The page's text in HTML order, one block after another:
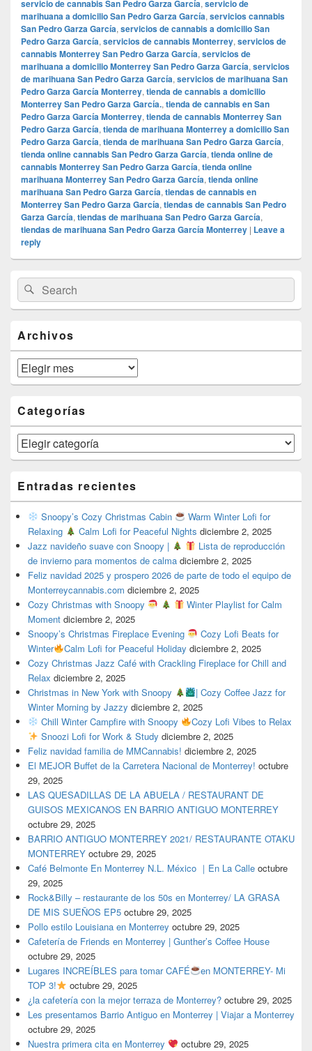
servicio de cannabis San Pedro Garza García, servicio de
marihuana a domicilio San Pedro Garza García, servicios cannabis
San Pedro Garza García, servicios de cannabis a domicilio San
Pedro Garza García, servicios de cannabis Monterrey, servicios de
cannabis Monterrey San Pedro Garza García, servicios de
marihuana a domicilio Monterrey San Pedro Garza García, servicios
de marihuana San Pedro Garza García, servicios de marihuana San
Pedro Garza García Monterrey, tienda de cannabis a domicilio
Monterrey San Pedro Garza García., tienda de cannabis en San
Pedro Garza García Monterrey, tienda de cannabis Monterrey San
Pedro Garza García, tienda de marihuana Monterrey a domicilio San
Pedro Garza García, tienda de marihuana San Pedro Garza García,
tienda online cannabis San Pedro Garza García, tienda online de
cannabis Monterrey San Pedro Garza García, tienda online
marihuana Monterrey San Pedro Garza García, tienda online
marihuana San Pedro Garza García, tiendas de cannabis en
Monterrey San Pedro Garza García, tiendas de cannabis San Pedro
Garza García, tiendas de marihuana San Pedro Garza García,
tiendas de marihuana San Pedro Garza García Monterrey | Leave a
reply
Primary
Sidebar
Widget
Area
Search
for:
Search
Archivos
Archivos
Categorías
Categorías
Entradas recientes
Snoopy’s Cozy Christmas Cabin
Warm Winter Lofi for
Relaxing
Calm Lofi for Peaceful Nights diciembre 2, 2025
Jazz navideño suave con Snoopy |
Lista de reproducción
de invierno para momentos de calma diciembre 2, 2025
Feliz navidad 2025 y prospero 2026 de parte de todo el equipo de
Monterreycannabis.com diciembre 2, 2025
Cozy Christmas with Snoopy
Winter Playlist for Calm
Moment diciembre 2, 2025
Snoopy’s Christmas Fireplace Evening
Cozy Lofi Beats for
Winter
Calm Lofi for Peaceful Holiday diciembre 2, 2025
Cozy Christmas Jazz Café with Crackling Fireplace for Chill and
Relax diciembre 2, 2025
Christmas in New York with Snoopy
| Cozy Coffee Jazz for
Winter Morning by Jazzy diciembre 2, 2025
Chill Winter Campfire with Snoopy
Cozy Lofi Vibes to Relax
Snoozi Lofi for Work & Study diciembre 2, 2025
Feliz navidad familia de MMCannabis! diciembre 2, 2025
El MEJOR Buffet de la Carretera Nacional de Monterrey! octubre
29, 2025
LAS QUESADILLAS DE LA ABUELA / RESTAURANT DE
GUISOS MEXICANOS EN BARRIO ANTIGUO MONTERREY
octubre 29, 2025
BARRIO ANTIGUO MONTERREY 2021/ RESTAURANTE OTAKU
MONTERREY octubre 29, 2025
Café Belmonte En Monterrey N.L. México ｜En La Calle octubre
29, 2025
Rock&Billy – restaurante de los 50s en Monterrey/ LA GRASA
DE MIS SUEÑOS EP5 octubre 29, 2025
Pollo estilo Louisiana en Monterrey octubre 29, 2025
Cafetería de Friends en Monterrey | Gunther’s Coffee House
octubre 29, 2025
Lugares INCREÍBLES para tomar CAFÉ
en MONTERREY- Mi
TOP 3!
octubre 29, 2025
¿la cafetería con la mejor terraza de Monterrey? octubre 29, 2025
Les presentamos Barrio Antiguo en Monterrey | Viajar a Monterrey
octubre 29, 2025
Nuestra primera cita en Monterrey
octubre 29, 2025